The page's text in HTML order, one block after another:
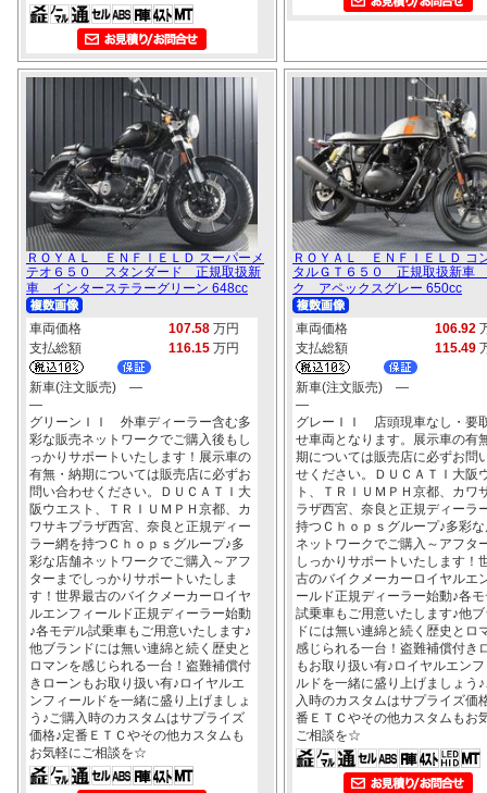
ＲＯＹＡＬ ＥＮＦＩＥＬＤ スーパーメ
テオ６５０ スタンダード 正規取扱新
車 インターステラーグリーン 648cc
車両価格 107.58 万円
支払総額
116.15 万円
新車(注文販売) ―
―
グリーンＩＩ 外車ディーラー含む多
彩な販売ネットワークでご購入後もし
っかりサポートいたします！展示車の
有無・納期については販売店に必ずお
問い合わせください。ＤＵＣＡＴＩ大
阪ウエスト、ＴＲＩＵＭＰＨ京都、カ
ワサキプラザ西宮、奈良と正規ディー
ラー網を持つＣｈｏｐｓグループ♪多
彩な店舗ネットワークでご購入～アフ
ターまでしっかりサポートいたしま
す！世界最古のバイクメーカーロイヤ
ルエンフィールド正規ディーラー始動
♪各モデル試乗車もご用意いたします♪
他ブランドには無い連綿と続く歴史と
ロマンを感じられる一台！盗難補償付
きローンもお取り扱い有♪ロイヤルエ
ンフィールドを一緒に盛り上げましょ
う♪ご購入時のカスタムはサプライズ
価格♪定番ＥＴＣやその他カスタムも
お気軽にご相談を☆
ＲＯＹＡＬ ＥＮＦＩＥＬＤ コ
タルＧＴ６５０ 正規取扱新車
ク アペックスグレー 650cc
車両価格 106.92
支払総額
115.49
新車(注文販売) ―
―
グレーＩＩ 店頭現車なし・要
せ車両となります。展示車の有
期については販売店に必ずお問
せください。ＤＵＣＡＴＩ大阪
ト、ＴＲＩＵＭＰＨ京都、カワ
ラザ西宮、奈良と正規ディーラ
持つＣｈｏｐｓグループ♪多彩
ネットワークでご購入～アフタ
しっかりサポートいたします！
古のバイクメーカーロイヤルエ
ールド正規ディーラー始動♪各
試乗車もご用意いたします♪他
ドには無い連綿と続く歴史とロ
感じられる一台！盗難補償付き
もお取り扱い有♪ロイヤルエン
ルドを一緒に盛り上げましょう
入時のカスタムはサプライズ価
番ＥＴＣやその他カスタムもお
ご相談を☆